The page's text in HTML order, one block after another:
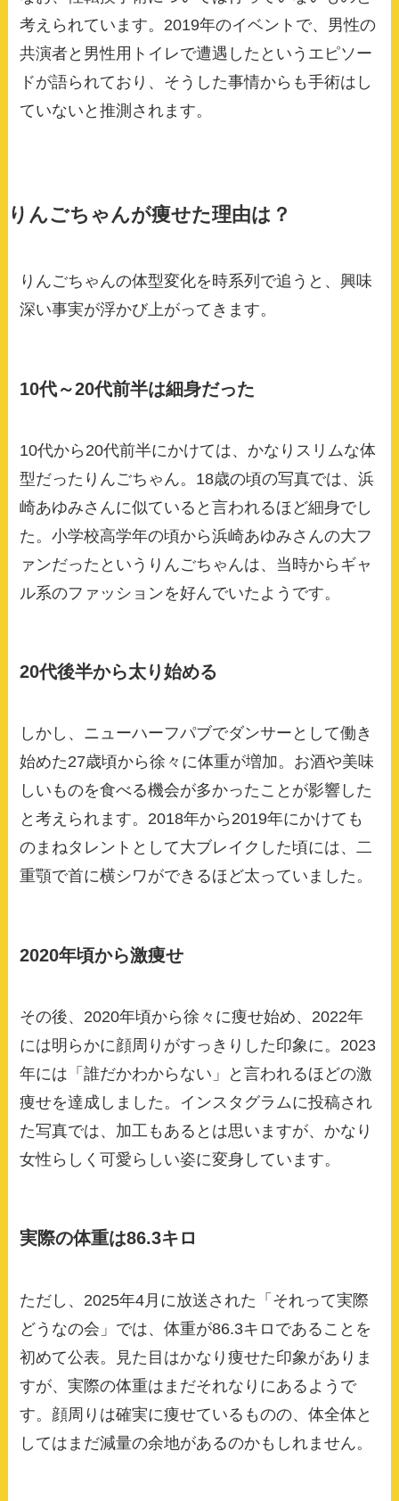
考えられています。2019年のイベントで、男性の
共演者と男性用トイレで遭遇したというエピソー
ドが語られており、そうした事情からも手術はし
ていないと推測されます。
りんごちゃんが痩せた理由は？
りんごちゃんの体型変化を時系列で追うと、興味
深い事実が浮かび上がってきます。
10代～20代前半は細身だった
10代から20代前半にかけては、かなりスリムな体
型だったりんごちゃん。18歳の頃の写真では、浜
崎あゆみさんに似ていると言われるほど細身でし
た。小学校高学年の頃から浜崎あゆみさんの大フ
ァンだったというりんごちゃんは、当時からギャ
ル系のファッションを好んでいたようです。
20代後半から太り始める
しかし、ニューハーフパブでダンサーとして働き
始めた27歳頃から徐々に体重が増加。お酒や美味
しいものを食べる機会が多かったことが影響した
と考えられます。2018年から2019年にかけても
のまねタレントとして大ブレイクした頃には、二
重顎で首に横シワができるほど太っていました。
2020年頃から激痩せ
その後、2020年頃から徐々に痩せ始め、2022年
には明らかに顔周りがすっきりした印象に。2023
年には「誰だかわからない」と言われるほどの激
痩せを達成しました。インスタグラムに投稿され
た写真では、加工もあるとは思いますが、かなり
女性らしく可愛らしい姿に変身しています。
実際の体重は86.3キロ
ただし、2025年4月に放送された「それって実際
どうなの会」では、体重が86.3キロであることを
初めて公表。見た目はかなり痩せた印象がありま
すが、実際の体重はまだそれなりにあるようで
す。顔周りは確実に痩せているものの、体全体と
してはまだ減量の余地があるのかもしれません。